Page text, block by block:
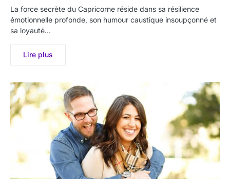
La force secrète du Capricorne réside dans sa résilience
émotionnelle profonde, son humour caustique insoupçonné et
sa loyauté…
Lire plus